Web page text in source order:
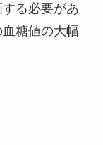
る必要があ
糖値の大幅